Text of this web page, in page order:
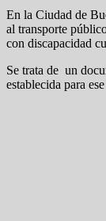
En la Ciudad de
al transporte
con discapacidad
Se trata de un
establecida para